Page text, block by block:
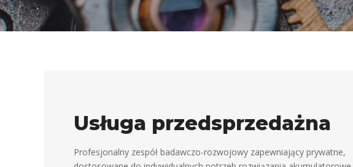
Usługa przedsprzedażna
Profesjonalny zespół badawczo-rozwojowy zapewniający prywatne,